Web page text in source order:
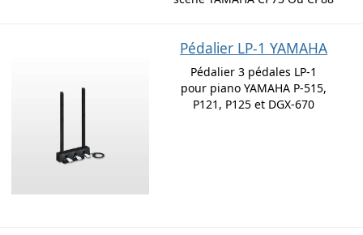
Pédalier LP-1 YAMAHA
Pédalier 3 pédales LP-1
pour piano YAMAHA P-515,
P121, P125 et DGX-670